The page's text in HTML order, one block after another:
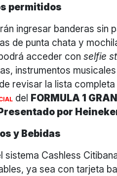
permitidos
ingresar banderas sin
de punta chata y
acceder conselfie
instrumentos
revisar la lista
del FORMULA 1
por
y Bebidas
sistema Cashless
ya sea con tarjeta